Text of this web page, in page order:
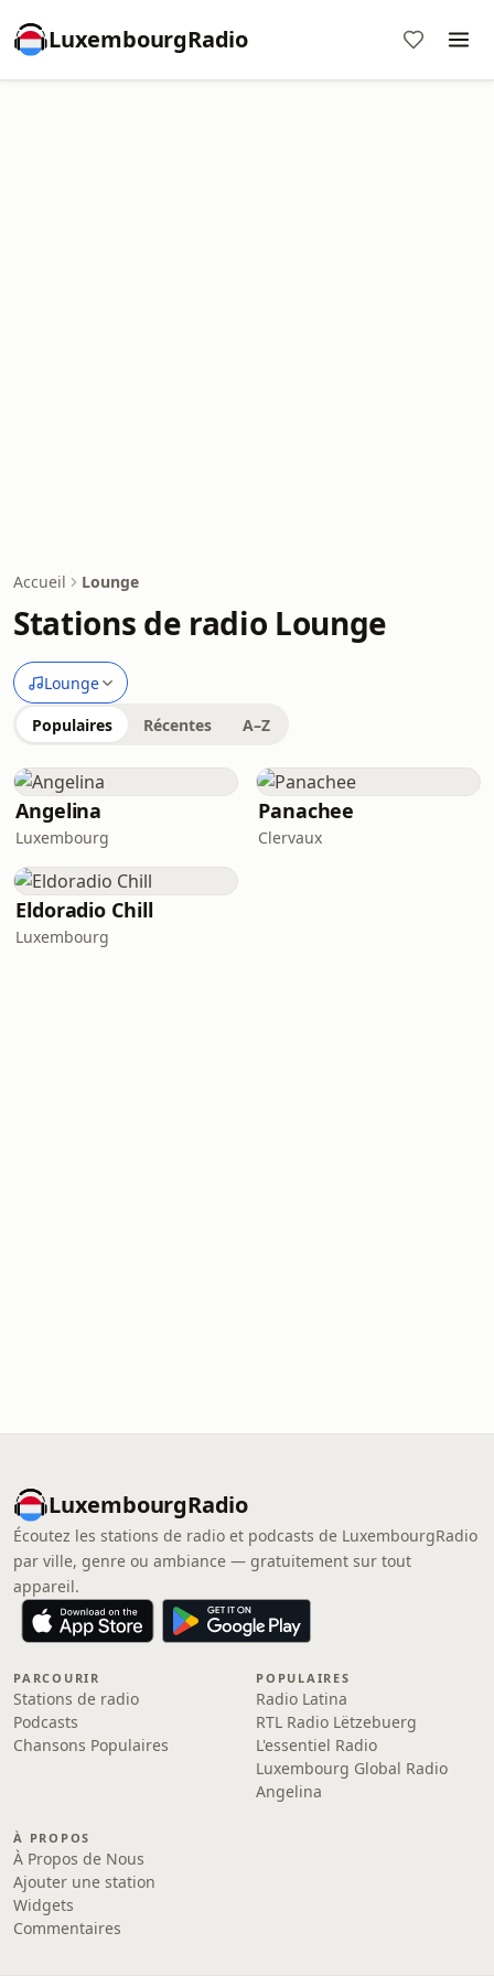
LuxembourgRadio
Accueil Lounge
Stations de radio Lounge
Lounge
Populaires Récentes A–Z
Angelina
Luxembourg
Panachee
Clervaux
Eldoradio Chill
Luxembourg
LuxembourgRadio
Écoutez les stations de radio et podcasts de LuxembourgRadio
par ville, genre ou ambiance — gratuitement sur tout
appareil.
PARCOURIR
Stations de radio
Podcasts
Chansons Populaires
POPULAIRES
Radio Latina
RTL Radio Lëtzebuerg
L'essentiel Radio
Luxembourg Global Radio
Angelina
À PROPOS
À Propos de Nous
Ajouter une station
Widgets
Commentaires